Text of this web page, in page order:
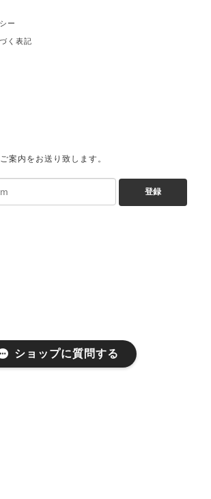
ー
く表記
案内をお送り致します。
登録
ショップに質問する